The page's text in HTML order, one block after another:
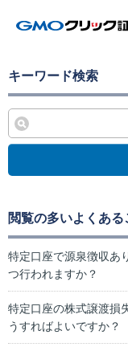
キーワード検索
閲覧の多いよくある
特定口座で源泉徴収あ
つ行われますか？
特定口座の株式譲渡損
うすればよいですか？